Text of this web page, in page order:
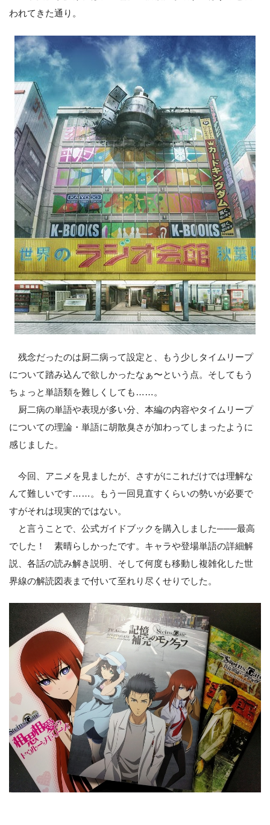
われてきた通り。
残念だったのは厨二病って設定と、もう少しタイムリープ
について踏み込んで欲しかったなぁ〜という点。そしてもう
ちょっと単語類を難しくしても……。
厨二病の単語や表現が多い分、本編の内容やタイムリープ
についての理論・単語に胡散臭さが加わってしまったように
感じました。
今回、アニメを見ましたが、さすがにこれだけでは理解な
んて難しいです……。もう一回見直すくらいの勢いが必要で
すがそれは現実的ではない。
と言うことで、公式ガイドブックを購入しました───最高
でした！ 素晴らしかったです。キャラや登場単語の詳細解
説、各話の読み解き説明、そして何度も移動し複雑化した世
界線の解読図表まで付いて至れり尽くせりでした。